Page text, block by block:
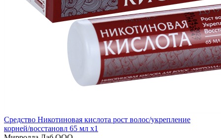
Средство Никотиновая кислота рост волос/укрепление
корней/восстановл 65 мл x1